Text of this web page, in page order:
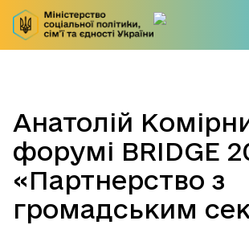
Анатолій
форумі BRIDGE
«Партнерство з
громадським